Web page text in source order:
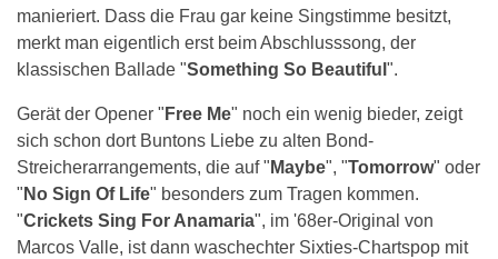
manieriert. Dass die Frau gar keine Singstimme besitzt,
merkt man eigentlich erst beim Abschlusssong, der
klassischen Ballade "Something So Beautiful ".
Gerät der Opener " Free Me" noch ein wenig bieder, zeigt
sich schon dort Buntons Liebe zu alten Bond-
Streicherarrangements, die auf " Maybe", "Tomorrow" oder
" No Sign Of Life" besonders zum Tragen kommen.
"Crickets Sing For Anamaria", im '68er-Original von
Marcos Valle, ist dann waschechter Sixties-Chartspop mit